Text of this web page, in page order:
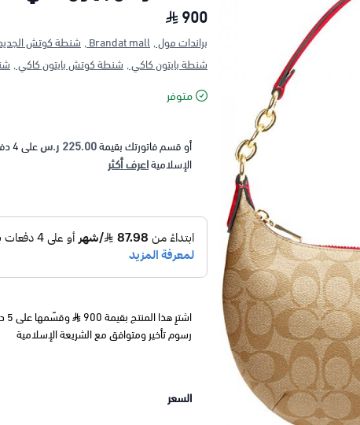
900
براندات مول , Brandat mall , شنطة كوتش
شنطة بايتون كاكي , شنطة كوتش بايتون كاكي ,
متوفر
أو قسم فاتورتك بقيمة225.00 ر.س على4
الإسلاميةاعرف أكثر
اشترِ هذا المنتج بقيمة 900
رسوم تأخير ومتوافق مع الشريعة الإسلامية
السعر